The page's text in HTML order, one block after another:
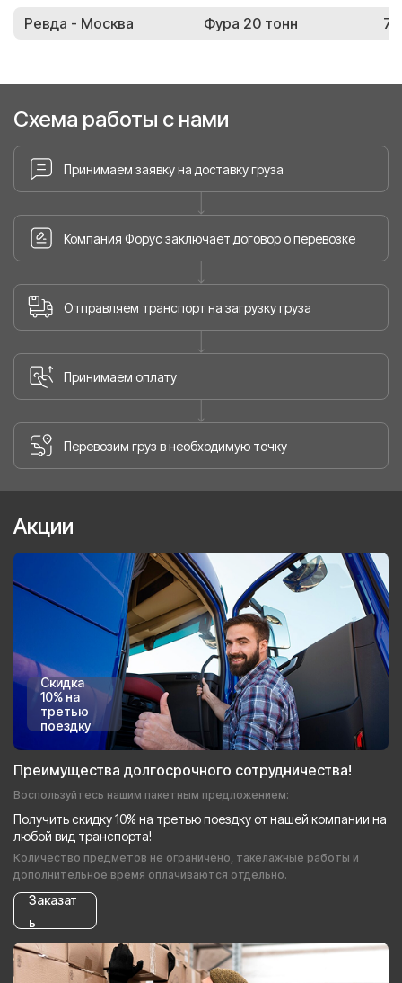
Ревда - Москва Фура 20 тонн
Схема работы с нами
Принимаем заявку на доставку груза
Компания Форус заключает договор о перевозке
Отправляем транспорт на загрузку груза
Принимаем оплату
Перевозим груз в необходимую точку
Акции
Скидка
10% на
третью
поездку
Преимущества долгосрочного сотрудничества!
Воспользуйтесь нашим пакетным предложением:
Получить скидку 10% на третью поездку от нашей компании на
любой вид транспорта!
Количество предметов не ограничено, такелажные работы и
дополнительное время оплачиваются отдельно.
Заказат
ь